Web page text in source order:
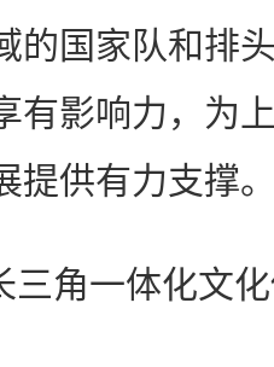
的国家队和排
有影响力，为
提供有力支撑
角一体化文化